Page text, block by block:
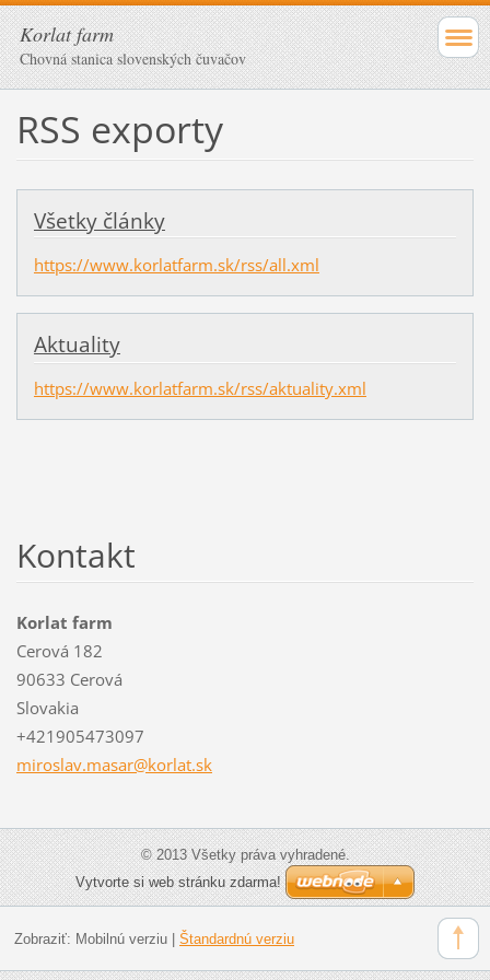
Korlat farm
Chovná stanica slovenských čuvačov
RSS exporty
Všetky články
https://www.korlatfarm.sk/rss/all.xml
Aktuality
https://www.korlatfarm.sk/rss/aktuality.xml
Kontakt
Korlat farm
Cerová 182
90633 Cerová
Slovakia
+421905473097
miroslav.masar@korlat.sk
© 2013 Všetky práva vyhradené.
Vytvorte si web stránku zdarma!
Zobraziť: Mobilnú verziu| Štandardnú verziu